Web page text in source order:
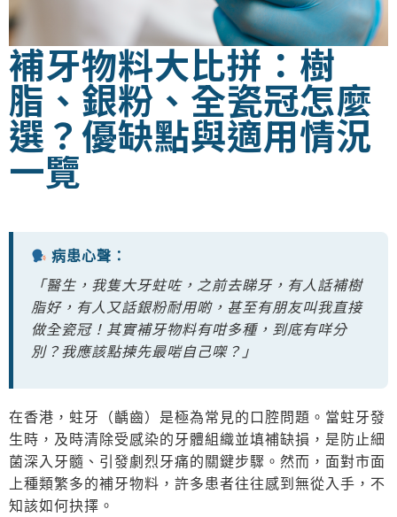
補牙物料大比拼：樹
脂、銀粉、全瓷冠怎麼
選？優缺點與適用情況
一覽
病患心聲：
「醫生，我隻大牙蛀咗，之前去睇牙，有人話補樹
脂好，有人又話銀粉耐用啲，甚至有朋友叫我直接
做全瓷冠！其實補牙物料有咁多種，到底有咩分
別？我應該點揀先最啱自己㗎？」
在香港，蛀牙（齲齒）是極為常見的口腔問題。當蛀牙發
生時，及時清除受感染的牙體組織並填補缺損，是防止細
菌深入牙髓、引發劇烈牙痛的關鍵步驟。然而，面對市面
上種類繁多的補牙物料 ，許多患者往往感到無從入手，不
知該如何抉擇。